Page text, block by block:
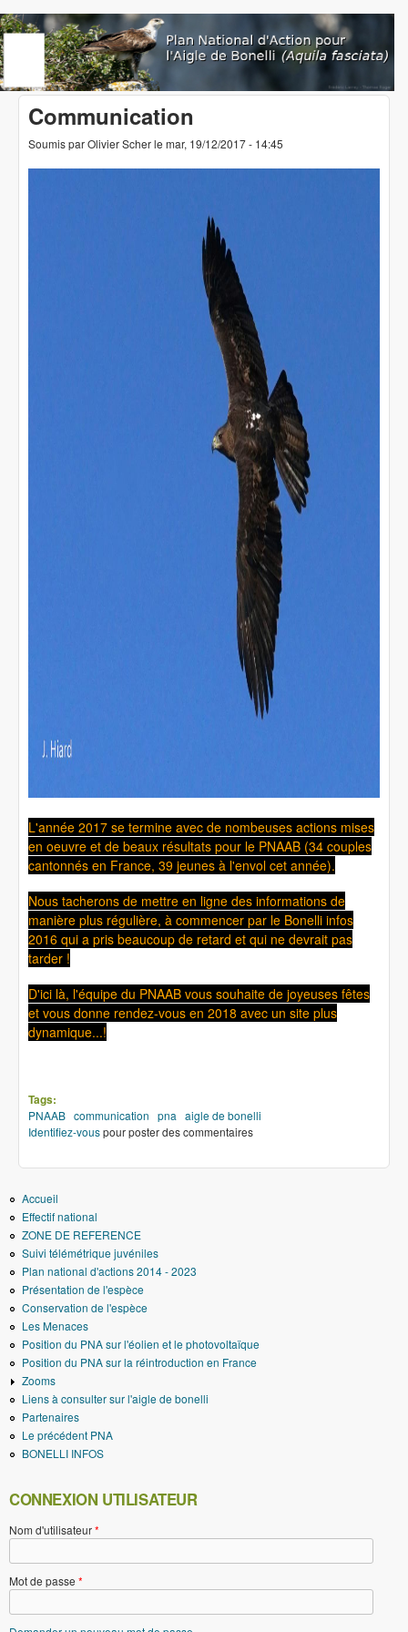
Aller au contenu principal
www.aigledebonelli.org
Communication
Soumis parOlivier Scherle mar, 19/12/2017 - 14:45
L'année 2017 se termine avec de nombeuses actions mises
en oeuvre et de beaux résultats pour le PNAAB (34 couples
cantonnés en France, 39 jeunes à l'envol cet année).
Nous tacherons de mettre en ligne des informations de
manière plus régulière, à commencer par le Bonelli infos
2016 qui a pris beaucoup de retard et qui ne devrait pas
tarder !
D'ici là, l'équipe du PNAAB vous souhaite de joyeuses fêtes
et vous donne rendez-vous en 2018 avec un site plus
dynamique...!
Tags:
PNAAB communication pna aigle de bonelli
Identifiez-vouspour poster des commentaires
Accueil
Effectif national
ZONE DE REFERENCE
Suivi télémétrique juvéniles
Plan national d'actions 2014 - 2023
Présentation de l'espèce
Conservation de l'espèce
Les Menaces
Position du PNA sur l'éolien et le photovoltaïque
Position du PNA sur la réintroduction en France
Zooms
Liens à consulter sur l'aigle de bonelli
Partenaires
Le précédent PNA
BONELLI INFOS
CONNEXION UTILISATEUR
Nom d'utilisateur*
Mot de passe *